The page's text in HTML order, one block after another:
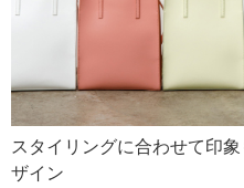
スタイリングに合わせて印
ザイン